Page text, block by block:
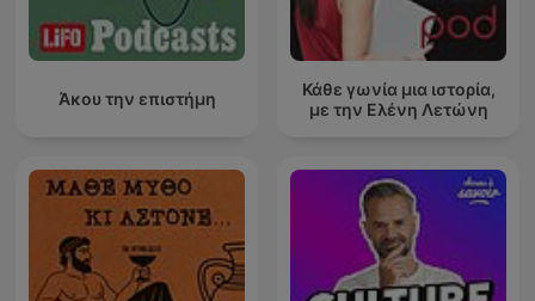
Άκου την επιστήμη
Κάθε γωνία μια ιστορία,
με την Ελένη Λετώνη